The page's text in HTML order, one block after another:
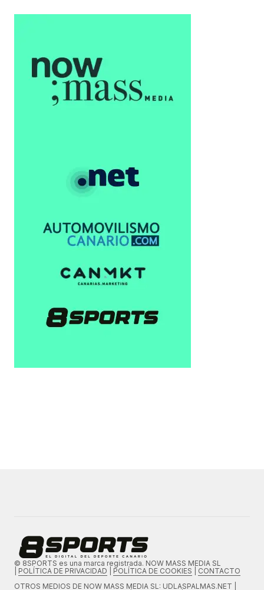
© 8SPORTS es una marca registrada. NOW MASS MEDIA SL
POLÍTICA DE PRIVACIDAD POLÍTICA DE COOKIES
CONTACTO
OTROS MEDIOS DE NOW MASS MEDIA SL: UDLASPALMAS.NET |